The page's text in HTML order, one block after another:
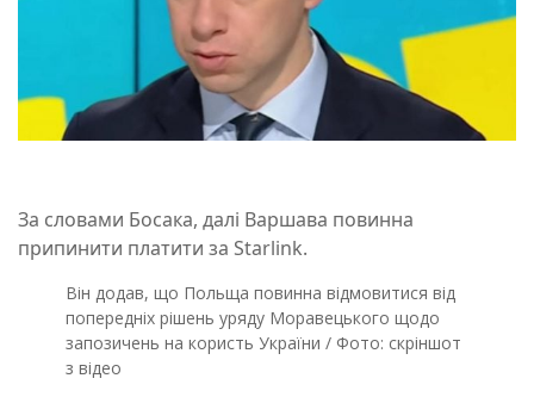
За словами Босака, далі Варшава повинна
припинити платити за Starlink.
Він додав, що Польща повинна відмовитися від
попередніх рішень уряду Моравецького щодо
запозичень на користь України / Фото: скріншот
з відео